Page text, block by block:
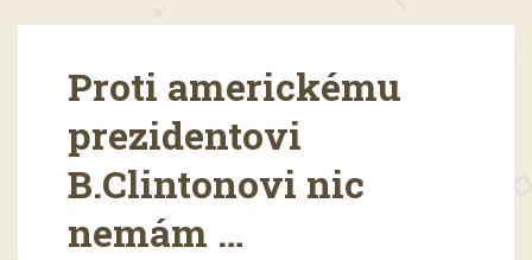
Proti americkému
prezidentovi
B.Clintonovi nic
nemám …